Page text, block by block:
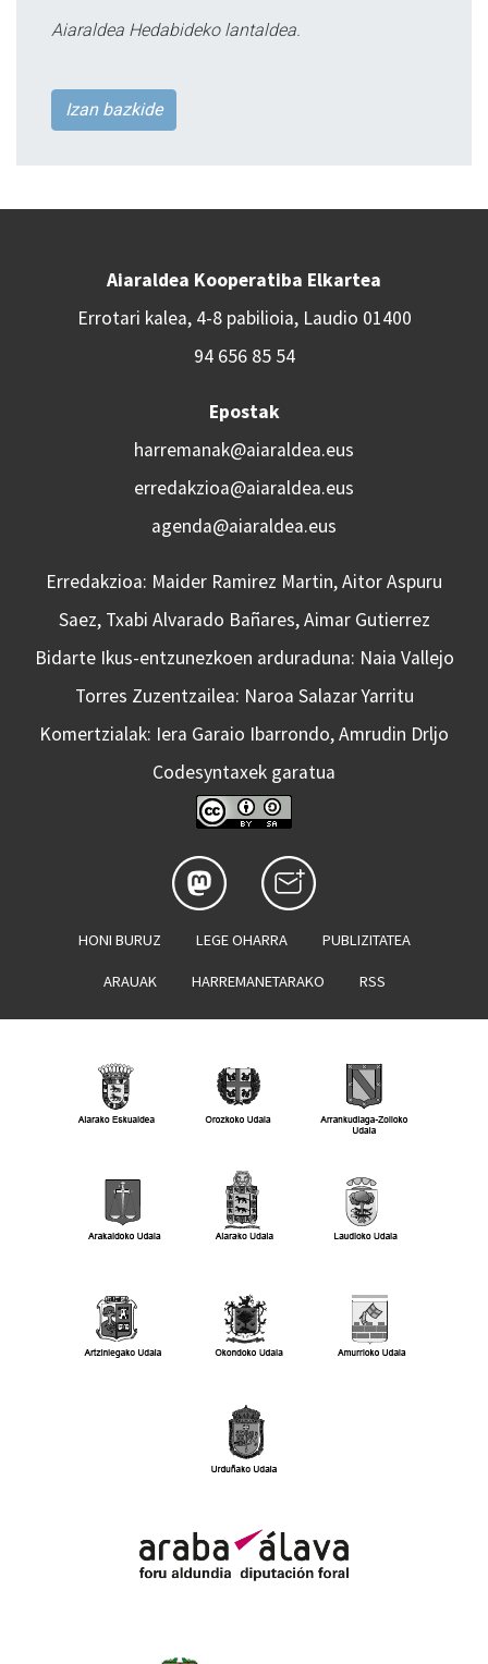
Aiaraldea Hedabideko lantaldea.
Izan bazkide
Aiaraldea Kooperatiba Elkartea
Errotari kalea, 4-8 pabilioia, Laudio 01400
94 656 85 54
Epostak
harremanak@aiaraldea.eus
erredakzioa@aiaraldea.eus
agenda@aiaraldea.eus
Erredakzioa: Maider Ramirez Martin, Aitor Aspuru
Saez, Txabi Alvarado Bañares, Aimar Gutierrez
Bidarte Ikus-entzunezkoen arduraduna: Naia Vallejo
Torres Zuzentzailea: Naroa Salazar Yarritu
Komertzialak: Iera Garaio Ibarrondo, Amrudin Drljo
Codesyntaxek garatua
HONI BURUZ LEGE OHARRA PUBLIZITATEA
ARAUAK HARREMANETARAKO RSS